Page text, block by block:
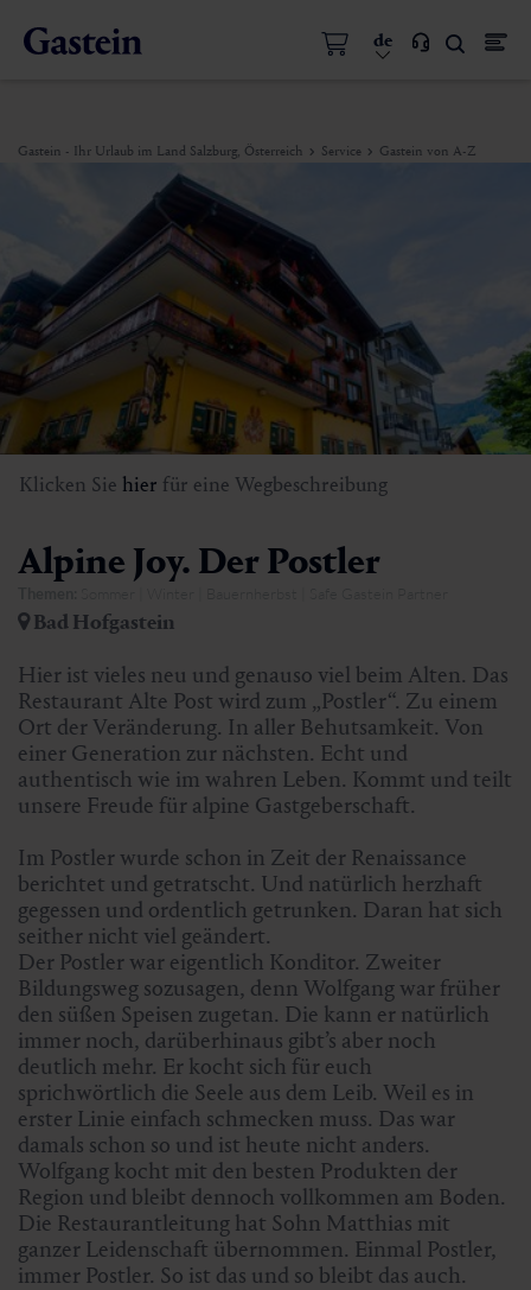
de
Gastein - Ihr Urlaub im Land Salzburg, Österreich Service Gastein von A-Z
Klicken Sie hier für eine Wegbeschreibung
Alpine Joy. Der Postler
Bad Hofgastein
Hier ist vieles neu und genauso viel beim Alten. Das
Restaurant Alte Post wird zum „Postler“. Zu einem
Ort der Veränderung. In aller Behutsamkeit. Von
einer Generation zur nächsten. Echt und
authentisch wie im wahren Leben. Kommt und teilt
unsere Freude für alpine Gastgeberschaft.
Im Postler wurde schon in Zeit der Renaissance
berichtet und getratscht. Und natürlich herzhaft
gegessen und ordentlich getrunken. Daran hat sich
seither nicht viel geändert.
Der Postler war eigentlich Konditor. Zweiter
Bildungsweg sozusagen, denn Wolfgang war früher
den süßen Speisen zugetan. Die kann er natürlich
immer noch, darüberhinaus gibt’s aber noch
deutlich mehr. Er kocht sich für euch
sprichwörtlich die Seele aus dem Leib. Weil es in
erster Linie einfach schmecken muss. Das war
damals schon so und ist heute nicht anders.
Wolfgang kocht mit den besten Produkten der
Region und bleibt dennoch vollkommen am Boden.
Die Restaurantleitung hat Sohn Matthias mit
ganzer Leidenschaft übernommen. Einmal Postler,
immer Postler. So ist das und so bleibt das auch.